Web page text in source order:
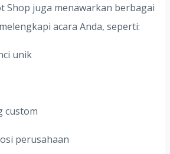
Shop juga menawarkan berbagai
acara Anda, seperti:
unik
custom
perusahaan